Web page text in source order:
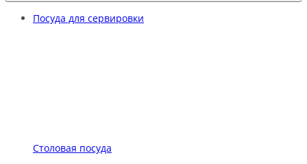
Посуда для сервировки
Столовая посуда